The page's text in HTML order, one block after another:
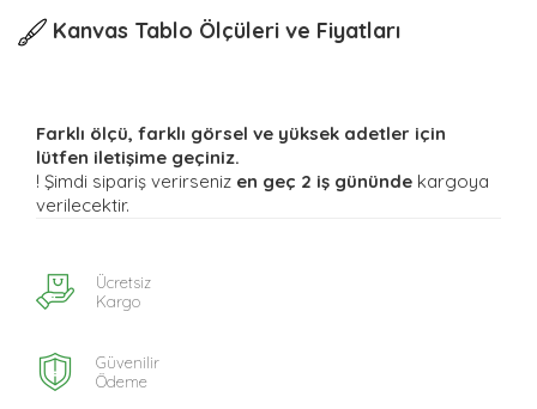
Kanvas Tablo Ölçüleri ve Fiyatları
Farklı ölçü, farklı görsel ve yüksek adetler için
lütfen iletişime geçiniz.
! Şimdi sipariş verirseniz en geç 2 iş gününde kargoya
verilecektir.
Ücretsiz
Kargo
Güvenilir
Ödeme